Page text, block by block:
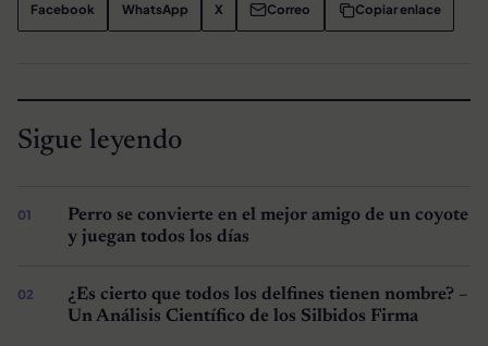
Facebook WhatsApp X Correo Copiar enlace
Sigue leyendo
Perro se convierte en el mejor amigo de un coyote
y juegan todos los días
¿Es cierto que todos los delfines tienen nombre? –
Un Análisis Científico de los Silbidos Firma